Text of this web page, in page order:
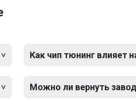
Как чип тюнинг влияет
Можно ли вернуть